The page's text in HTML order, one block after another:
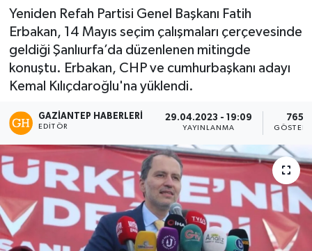
Yeniden Refah Partisi Genel Başkanı Fatih
Erbakan, 14 Mayıs seçim çalışmaları çerçevesinde
geldiği Şanlıurfa’da düzenlenen mitingde
konuştu. Erbakan, CHP ve cumhurbaşkanı adayı
Kemal Kılıçdaroğlu'na yüklendi.
GAZIANTEP HABERLERI
EDITÖR
29.04.2023 - 19:09
YAYINLANMA
765
Son Dakika Haberleri
Haber Arşivi